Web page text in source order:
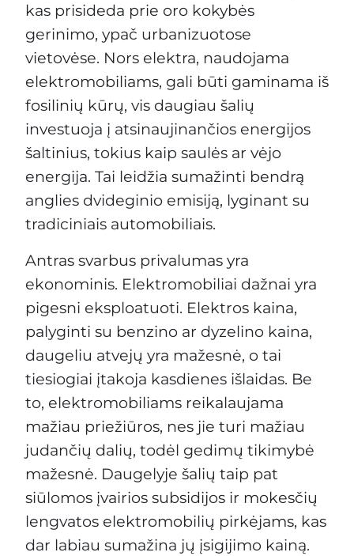
kas prisideda prie oro kokybės
gerinimo, ypač urbanizuotose
vietovėse. Nors elektra, naudojama
elektromobiliams, gali būti gaminama iš
fosilinių kūrų, vis daugiau šalių
investuoja į atsinaujinančios energijos
šaltinius, tokius kaip saulės ar vėjo
energija. Tai leidžia sumažinti bendrą
anglies dvideginio emisiją, lyginant su
tradiciniais automobiliais.
Antras svarbus privalumas yra
ekonominis. Elektromobiliai dažnai yra
pigesni eksploatuoti. Elektros kaina,
palyginti su benzino ar dyzelino kaina,
daugeliu atvejų yra mažesnė, o tai
tiesiogiai įtakoja kasdienes išlaidas. Be
to, elektromobiliams reikalaujama
mažiau priežiūros, nes jie turi mažiau
judančių dalių, todėl gedimų tikimybė
mažesnė. Daugelyje šalių taip pat
siūlomos įvairios subsidijos ir mokesčių
lengvatos elektromobilių pirkėjams, kas
dar labiau sumažina jų įsigijimo kainą.